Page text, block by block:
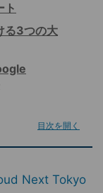
ト
る3つの大
目次を開く
Next Tokyo